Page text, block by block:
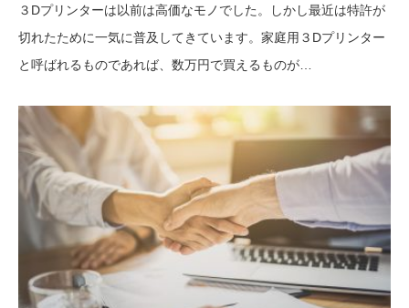
３Dプリンターは以前は高価なモノでした。しかし最近は特許が
切れたために一気に普及してきています。家庭用３Dプリンター
と呼ばれるものであれば、数万円で買えるものが…